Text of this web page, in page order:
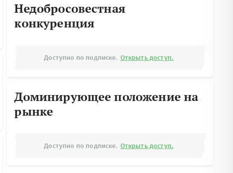
Недобросовестная
конкуренция
Доступно по подписке. Открыть доступ.
Доминирующее положение на
рынке
Доступно по подписке. Открыть доступ.